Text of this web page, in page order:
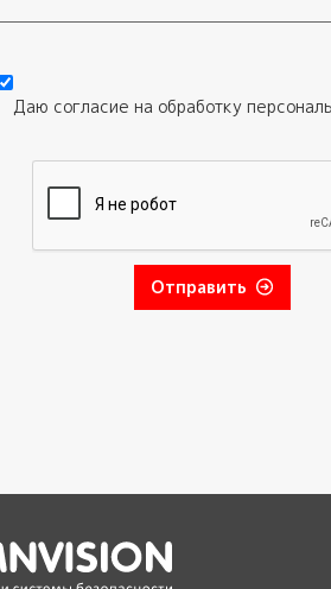
Даю согласие на обработку
Отправить